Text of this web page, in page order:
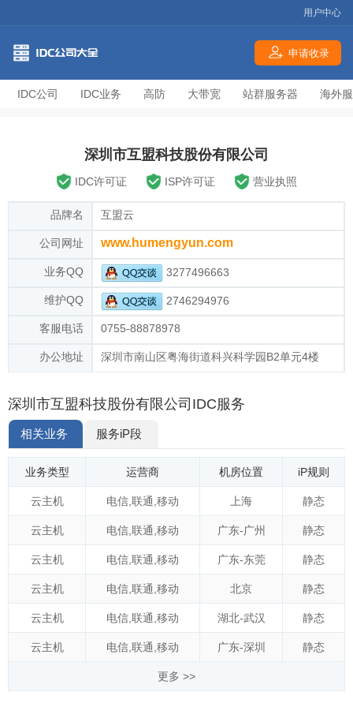
用户中心
申请收录
IDC公司 IDC业务 高防 大带宽 站群服务器 海外
深圳市互盟科技股份有限公司
IDC许可证 ISP许可证 营业执照
品牌名 互盟云
公司网址 www.humengyun.com
业务QQ 3277496663
维护QQ 2746294976
客服电话 0755-88878978
办公地址 深圳市南山区粤海街道科兴科学园B2单元4楼
深圳市互盟科技股份有限公司IDC服务
相关业务 服务iP段
业务类型 运营商 机房位置 iP规则
更多 >>
云主机 电信,联通,移动 上海 静态
云主机 电信,联通,移动 广东-广州 静态
云主机 电信,联通,移动 广东-东莞 静态
云主机 电信,联通,移动 北京 静态
云主机 电信,联通,移动 湖北-武汉 静态
云主机 电信,联通,移动 广东-深圳 静态